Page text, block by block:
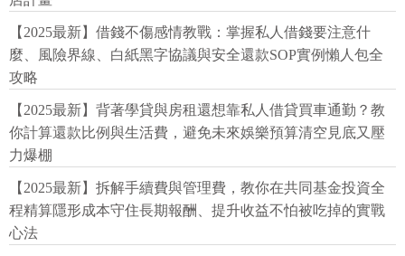
【2025最新】借錢不傷感情教戰：掌握私人借錢要注意什
麼、風險界線、白紙黑字協議與安全還款SOP實例懶人包全
攻略
【2025最新】背著學貸與房租還想靠私人借貸買車通勤？教
你計算還款比例與生活費，避免未來娛樂預算清空見底又壓
力爆棚
【2025最新】拆解手續費與管理費，教你在共同基金投資全
程精算隱形成本守住長期報酬、提升收益不怕被吃掉的實戰
心法